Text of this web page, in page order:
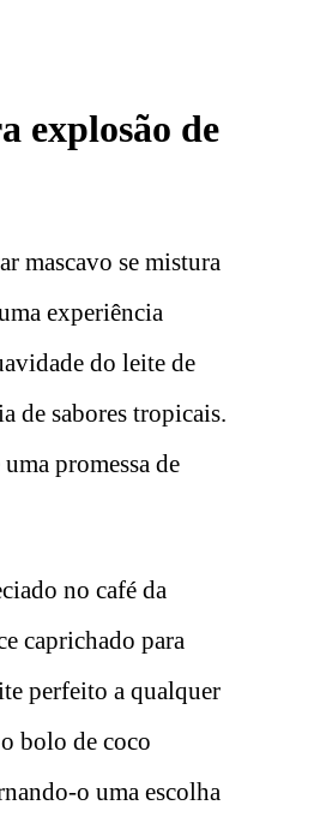
explosão de
mascavo se mistura
experiência
do leite de
de sabores tropicais.
promessa de
no café da
caprichado para
perfeito a qualquer
bolo de coco
o uma escolha